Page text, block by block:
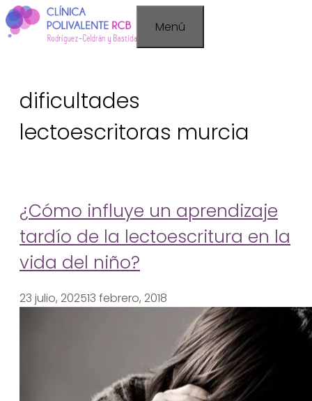
Saltar
al
contenido
Menú
dificultades
lectoescritoras murcia
¿Cómo influye un aprendizaje
tardío de la lectoescritura en la
vida del niño?
23 julio, 202513 febrero, 2018